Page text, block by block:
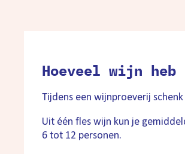
Hoeveel wijn
Tijdens een wijnproeverij
Uit één fles wijn kun je
6 tot 12 personen.